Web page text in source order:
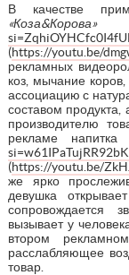
В качестве
(https://youtu.be/
рекламных
коз, мычание
ассоциацию с
составом продукта,
производителю
рекламе напитка
si=w61IPaTujRR92bK
(https://youtu.be/
же ярко
девушка
сопровождается
вызывает у
втором
расслабляющее
товар.